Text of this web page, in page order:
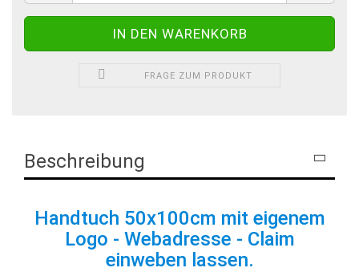
FRAGE ZUM PRODUKT
Beschreibung
Handtuch 50x100cm mit eigenem
Logo - Webadresse - Claim
einweben lassen.